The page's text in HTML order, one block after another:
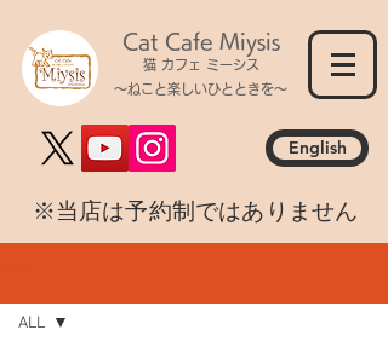
Cat Cafe Miysis
猫 カフェ ミーシス
～ねこと楽しいひとときを～
English
​※当店は予約制ではありません
ALL